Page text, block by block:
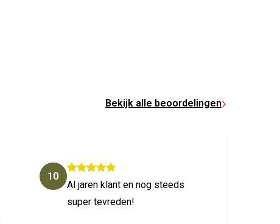
Bekijk alle beoordelingen
10
Al jaren klant en nog steeds
super tevreden!